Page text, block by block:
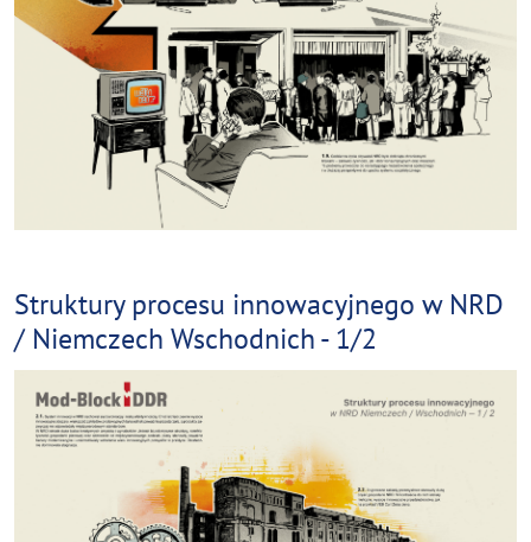
Struktury procesu innowacyjnego w NRD
/ Niemczech Wschodnich - 1/2